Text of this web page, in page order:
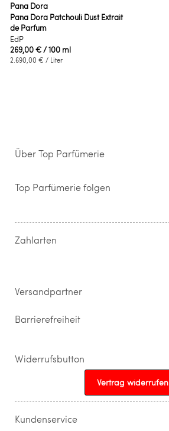
Pana Dora
Pana Dora Patchouli Dust Extrait
de Parfum
EdP
269,00 €/ 100 ml
2.690,00 € / Liter
Über Top Parfümerie
Storefinder
Kontakt
Widerrufsrecht & Rückgabebedingungen
Top Parfümerie folgen
Zahlarten
Versandpartner
Barrierefreiheit
Widerrufsbutton
Vertrag widerrufen
Kundenservice